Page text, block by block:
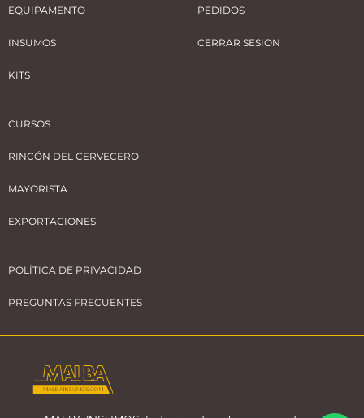
EQUIPAMENTO
INSUMOS
KITS
PEDIDOS
CERRAR SESION
CURSOS
RINCÓN DEL CERVECERO
MAYORISTA
EXPORTACIONES
POLÍTICA DE PRIVACIDAD
PREGUNTAS FRECUENTES